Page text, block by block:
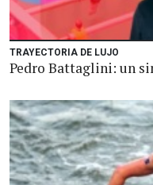
TRAYECTORIA DE LUJO
Pedro Battaglini: un